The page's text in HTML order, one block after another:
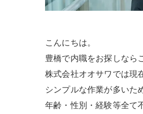
こんにちは。
豊橋で内職をお探しなら
株式会社オオサワでは現
シンプルな作業が多いた
年齢・性別・経験等全て